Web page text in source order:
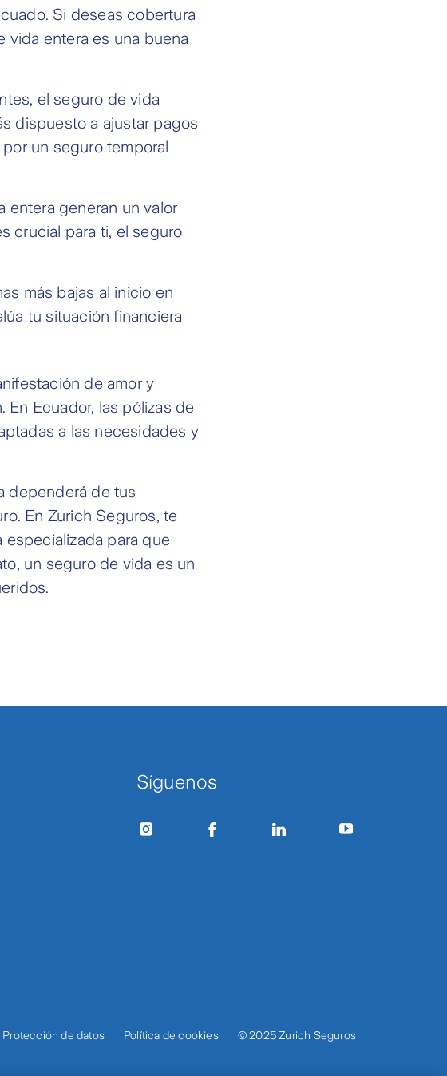
Si deseas cobertura
vida entera es una buena
el seguro de vida
dispuesto a ajustar pagos
un seguro temporal
entera generan un valor
crucial para ti, el seguro
más bajas al inicio en
tu situación financiera
de amor y
Ecuador, las pólizas de
a las necesidades y
dependerá de tus
En Zurich Seguros, te
para que
un seguro de vida es un
Síguenos
Protección de datos Política de cookies © 2025 Zurich Seguros